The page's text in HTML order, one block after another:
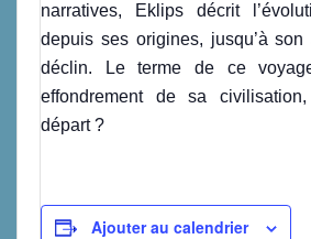
narratives, Eklips décrit
depuis ses origines, jusqu’à
déclin. Le terme de ce
effondrement de sa
départ ?
Ajouter au calendrier